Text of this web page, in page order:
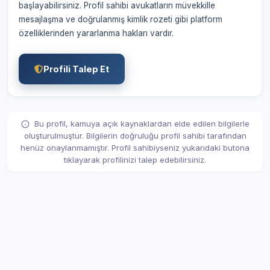
başlayabilirsiniz. Profil sahibi avukatların müvekkille
mesajlaşma ve doğrulanmış kimlik rozeti gibi platform
özelliklerinden yararlanma hakları vardır.
Profili Talep Et
Bu profil, kamuya açık kaynaklardan elde edilen bilgilerle
oluşturulmuştur. Bilgilerin doğruluğu profil sahibi tarafından
henüz onaylanmamıştır. Profil sahibiyseniz yukarıdaki butona
tıklayarak profilinizi talep edebilirsiniz.